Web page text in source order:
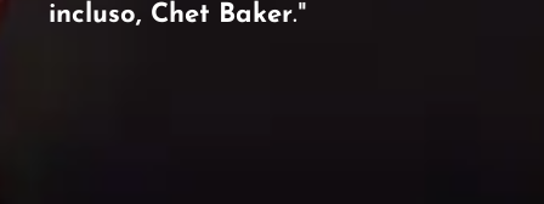
incluso, Chet Baker."